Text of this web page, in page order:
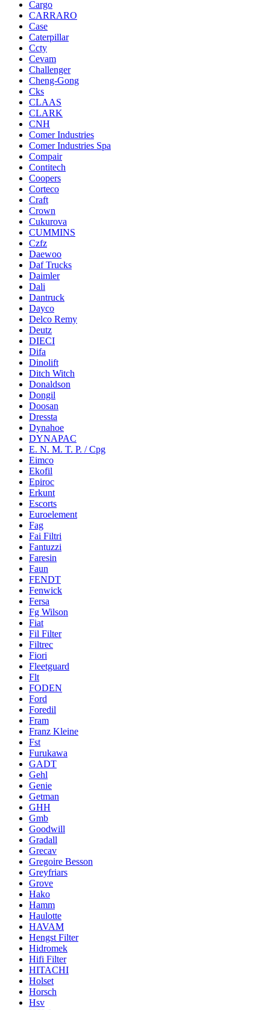
Cargo
CARRARO
Case
Caterpillar
Ccty
Cevam
Challenger
Cheng-Gong
Cks
CLAAS
CLARK
CNH
Comer Industries
Comer Industries Spa
Compair
Contitech
Coopers
Corteco
Craft
Crown
Cukurova
CUMMINS
Czfz
Daewoo
Daf Trucks
Daimler
Dali
Dantruck
Dayco
Delco Remy
Deutz
DIECI
Difa
Dinolift
Ditch Witch
Donaldson
Dongil
Doosan
Dressta
Dynahoe
DYNAPAC
E. N. M. T. P. / Cpg
Eimco
Ekofil
Epiroc
Erkunt
Escorts
Euroelement
Fag
Fai Filtri
Fantuzzi
Faresin
Faun
FENDT
Fenwick
Fersa
Fg Wilson
Fiat
Fil Filter
Filtrec
Fiori
Fleetguard
Flt
FODEN
Ford
Foredil
Fram
Franz Kleine
Fst
Furukawa
GADT
Gehl
Genie
Getman
GHH
Gmb
Goodwill
Gradall
Grecav
Gregoire Besson
Greyfriars
Grove
Hako
Hamm
Haulotte
HAVAM
Hengst Filter
Hidromek
Hifi Filter
HITACHI
Holset
Horsch
Hsv